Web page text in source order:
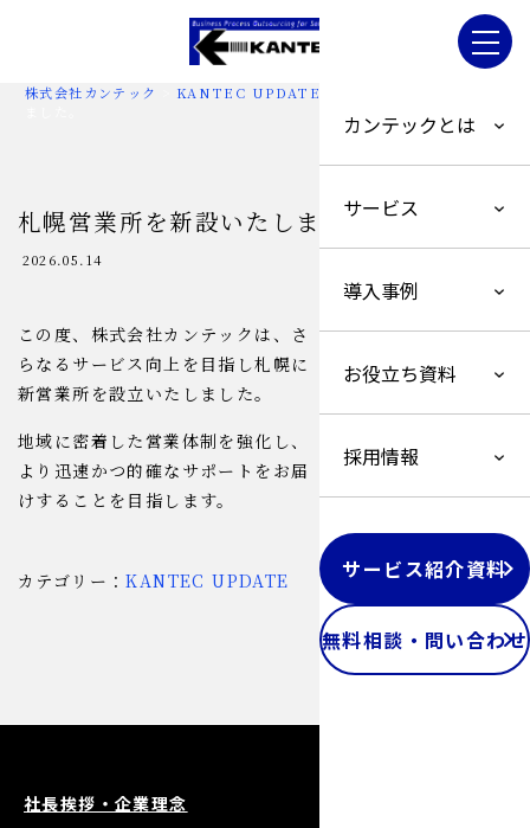
カンテックとは
サービス
導入事例
お役立ち資料
採用情報
サービス紹介資料
無料相談・問い合わせ
株式会社カンテック KANTEC UPDATE
札幌営業所を新設いたしました。
2026.05.14
この度、株式会社カンテックは、さ
らなるサービス向上を目指し札幌に
新営業所を設立いたしました。
地域に密着した営業体制を強化し、
より迅速かつ的確なサポートをお届
けすることを目指します。
カテゴリー：KANTEC UPDATE
社長挨拶・企業理念